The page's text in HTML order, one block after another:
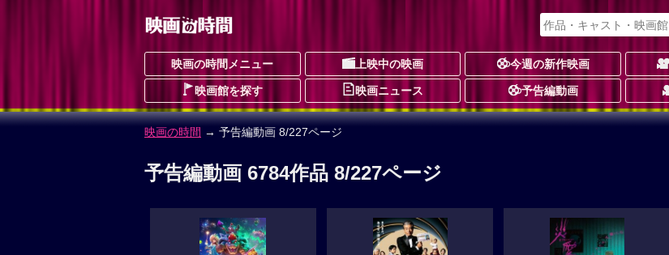
映画の時間メニュー 上映中の映画 今週の新作映画
映画館を探す 映画ニュース 予告編動画
映画の時間 → 予告編動画 8/227ページ
予告編動画 6784作品 8/227ページ